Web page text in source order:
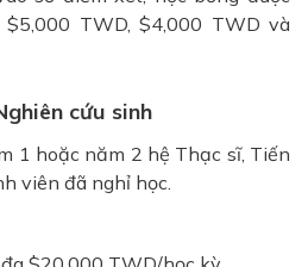
TWD, $4,000 TWD và
cứu sinh
1 hoặc năm 2 hệ Thạc sĩ, Tiến
viên đã nghỉ học.